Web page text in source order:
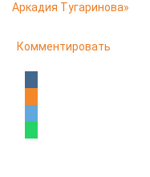
Аркадия Тугаринова»
Комментировать